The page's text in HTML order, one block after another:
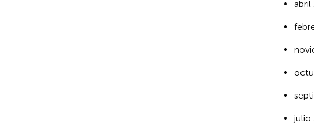
abril
julio